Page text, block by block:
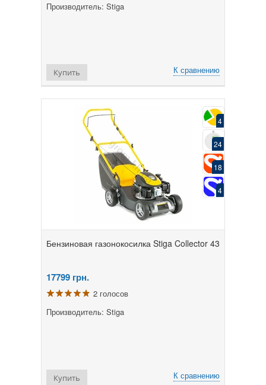
Производитель: Stiga
К сравнению
Купить
4
24
18
4
Бензиновая газонокосилка Stiga Collector 43
17799 грн.
2 голосов
Производитель: Stiga
К сравнению
Купить